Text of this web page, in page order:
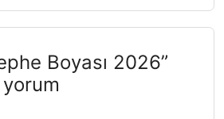
Boyası 2026”